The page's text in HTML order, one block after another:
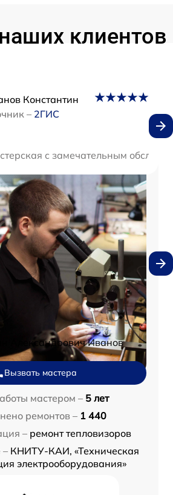
клиентов
Константин
– 2ГИС
с замечательным
мастера
Александрович Иванов
Вызвать мастера
мастером – 5 лет
ремонтов – 1 440
– ремонт тепловизоров
КНИТУ-КАИ, «Техническая
электрооборудования»